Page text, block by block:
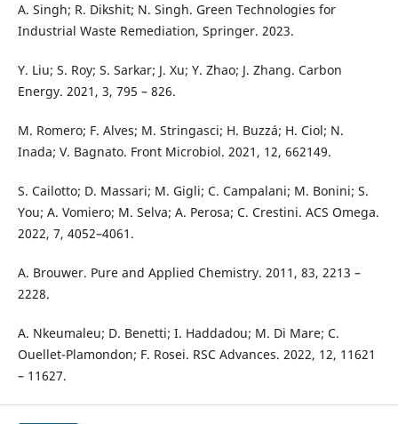
A. Singh; R. Dikshit; N. Singh. Green Technologies for
Industrial Waste Remediation, Springer. 2023.
Y. Liu; S. Roy; S. Sarkar; J. Xu; Y. Zhao; J. Zhang. Carbon
Energy. 2021, 3, 795 – 826.
M. Romero; F. Alves; M. Stringasci; H. Buzzá; H. Ciol; N.
Inada; V. Bagnato. Front Microbiol. 2021, 12, 662149.
S. Cailotto; D. Massari; M. Gigli; C. Campalani; M. Bonini; S.
You; A. Vomiero; M. Selva; A. Perosa; C. Crestini. ACS Omega.
2022, 7, 4052–4061.
A. Brouwer. Pure and Applied Chemistry. 2011, 83, 2213 –
2228.
A. Nkeumaleu; D. Benetti; I. Haddadou; M. Di Mare; C.
Ouellet-Plamondon; F. Rosei. RSC Advances. 2022, 12, 11621
– 11627.